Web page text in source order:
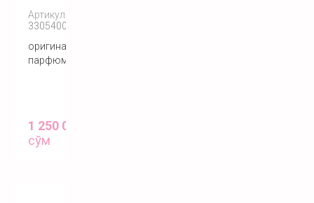
Артикул:
3305400095029
оригинальный
парфюм
1 250 000
сўм